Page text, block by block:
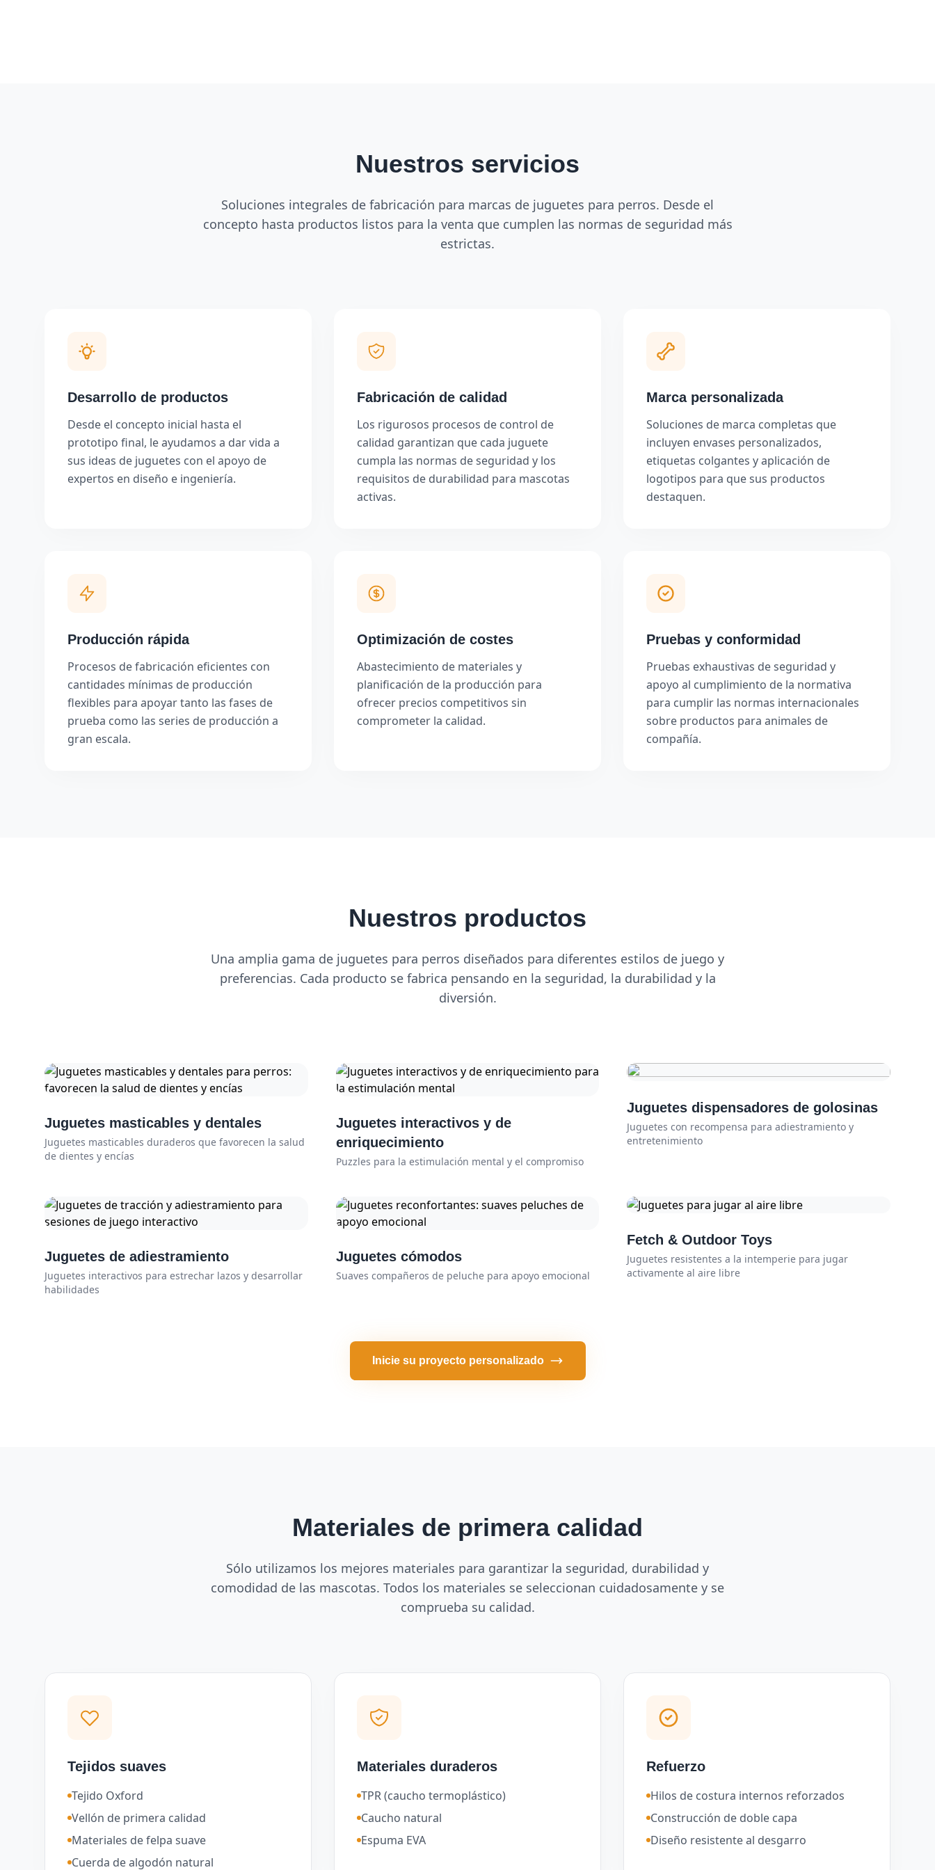
Nuestros servicios
Soluciones integrales de fabricación para marcas de juguetes para perros. Desde el
concepto hasta productos listos para la venta que cumplen las normas de seguridad más
estrictas.
Desarrollo de productos
Desde el concepto inicial hasta el
prototipo final, le ayudamos a dar vida a
sus ideas de juguetes con el apoyo de
expertos en diseño e ingeniería.
Fabricación de calidad
Los rigurosos procesos de control de
calidad garantizan que cada juguete
cumpla las normas de seguridad y los
requisitos de durabilidad para mascotas
activas.
Marca personalizada
Soluciones de marca completas que
incluyen envases personalizados,
etiquetas colgantes y aplicación de
logotipos para que sus productos
destaquen.
Producción rápida
Procesos de fabricación eficientes con
cantidades mínimas de producción
flexibles para apoyar tanto las fases de
prueba como las series de producción a
gran escala.
Optimización de costes
Abastecimiento de materiales y
planificación de la producción para
ofrecer precios competitivos sin
comprometer la calidad.
Pruebas y conformidad
Pruebas exhaustivas de seguridad y
apoyo al cumplimiento de la normativa
para cumplir las normas internacionales
sobre productos para animales de
compañía.
Nuestros productos
Una amplia gama de juguetes para perros diseñados para diferentes estilos de juego y
preferencias. Cada producto se fabrica pensando en la seguridad, la durabilidad y la
diversión.
Juguetes masticables y dentales
Juguetes masticables duraderos que favorecen la salud
de dientes y encías
Juguetes interactivos y de
enriquecimiento
Puzzles para la estimulación mental y el compromiso
Juguetes dispensadores de golosinas
Juguetes con recompensa para adiestramiento y
entretenimiento
Juguetes de adiestramiento
Juguetes interactivos para estrechar lazos y desarrollar
habilidades
Juguetes cómodos
Suaves compañeros de peluche para apoyo emocional
Fetch & Outdoor Toys
Juguetes resistentes a la intemperie para jugar
activamente al aire libre
Inicie su proyecto personalizado
Materiales de primera calidad
Sólo utilizamos los mejores materiales para garantizar la seguridad, durabilidad y
comodidad de las mascotas. Todos los materiales se seleccionan cuidadosamente y se
comprueba su calidad.
Tejidos suaves
Tejido Oxford
Vellón de primera calidad
Materiales de felpa suave
Cuerda de algodón natural
Materiales duraderos
TPR (caucho termoplástico)
Caucho natural
Espuma EVA
Refuerzo
Hilos de costura internos reforzados
Construcción de doble capa
Diseño resistente al desgarro